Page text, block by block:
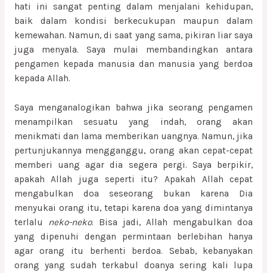
hati ini sangat penting dalam menjalani kehidupan,
baik dalam kondisi berkecukupan maupun dalam
kemewahan. Namun, di saat yang sama, pikiran liar saya
juga menyala. Saya mulai membandingkan antara
pengamen kepada manusia dan manusia yang berdoa
kepada Allah.
Saya menganalogikan bahwa jika seorang pengamen
menampilkan sesuatu yang indah, orang akan
menikmati dan lama memberikan uangnya. Namun, jika
pertunjukannya mengganggu, orang akan cepat-cepat
memberi uang agar dia segera pergi. Saya berpikir,
apakah Allah juga seperti itu? Apakah Allah cepat
mengabulkan doa seseorang bukan karena Dia
menyukai orang itu, tetapi karena doa yang dimintanya
terlalu neko-neko. Bisa jadi, Allah mengabulkan doa
yang dipenuhi dengan permintaan berlebihan hanya
agar orang itu berhenti berdoa. Sebab, kebanyakan
orang yang sudah terkabul doanya sering kali lupa